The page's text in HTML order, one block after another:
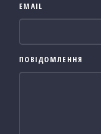
EMAIL
ПОВІДОМЛЕННЯ